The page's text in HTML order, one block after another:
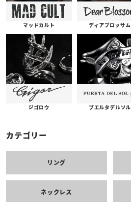
マッドカルト ディアブロッサム
ジゴロウ プエルタデルソル
カテゴリー
リング
ネックレス